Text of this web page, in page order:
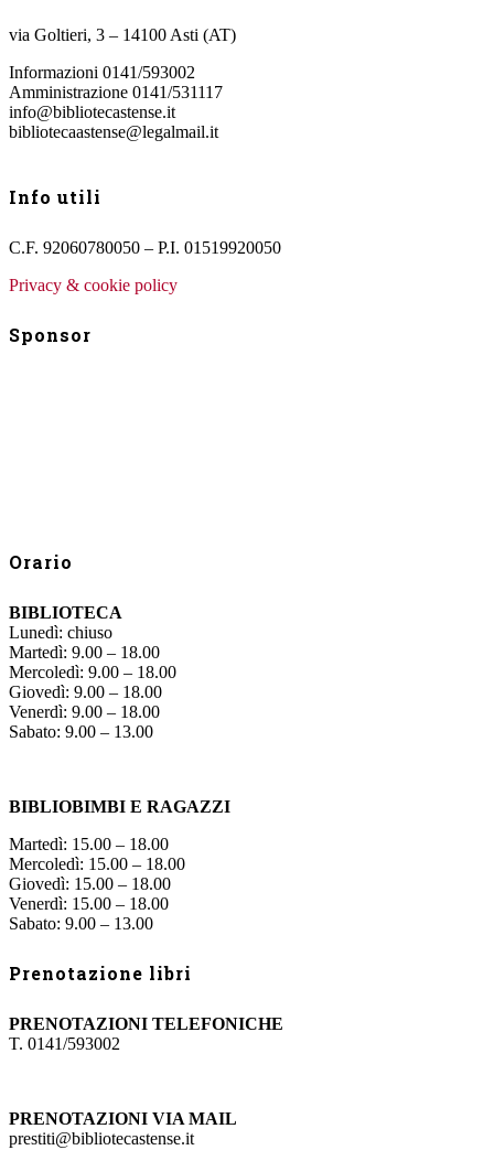
via Goltieri, 3 – 14100 Asti (AT)
Informazioni 0141/593002
Amministrazione 0141/531117
info@bibliotecastense.it
bibliotecaastense@legalmail.it
Info utili
C.F. 92060780050 – P.I. 01519920050
Privacy & cookie policy
Sponsor
Orario
BIBLIOTECA
Lunedì: chiuso
Martedì: 9.00 – 18.00
Mercoledì: 9.00 – 18.00
Giovedì: 9.00 – 18.00
Venerdì: 9.00 – 18.00
Sabato: 9.00 – 13.00
BIBLIOBIMBI E RAGAZZI
Martedì: 15.00 – 18.00
Mercoledì: 15.00 – 18.00
Giovedì: 15.00 – 18.00
Venerdì: 15.00 – 18.00
Sabato: 9.00 – 13.00
Prenotazione libri
PRENOTAZIONI TELEFONICHE
T. 0141/593002
PRENOTAZIONI VIA MAIL
prestiti@bibliotecastense.it